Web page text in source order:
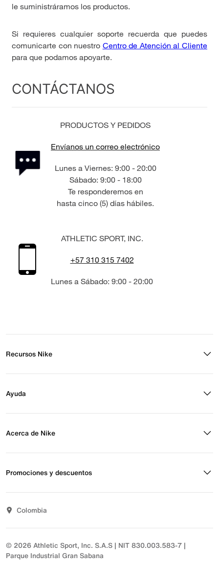
le suministráramos los productos.
Si requieres cualquier soporte recuerda que puedes
comunicarte con nuestro Centro de Atención al Cliente
para que podamos apoyarte.
CONTÁCTANOS
PRODUCTOS Y PEDIDOS
Envíanos un correo electrónico
Lunes a Viernes: 9:00 - 20:00
Sábado: 9:00 - 18:00
Te responderemos en
hasta cinco (5) días hábiles.
ATHLETIC SPORT, INC.
+57 310 315 7402
Lunes a Sábado: 9:00 - 20:00
Recursos Nike
Regístrate para recibir correos
Ayuda
Preguntas frecuentes
Devoluciones
Comunicate con nosotros
Acerca de Nike
Noticias
Sostenibilidad
Promociones y descuentos
T&C actividades comerciales
Colombia
© 2026 Athletic Sport, Inc. S.A.S | NIT 830.003.583-7 |
Parque Industrial Gran Sabana